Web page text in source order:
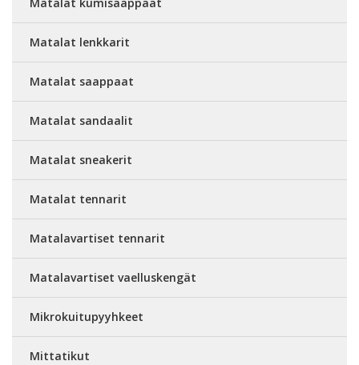
Matalat lenkkarit
Matalat saappaat
Matalat sandaalit
Matalat sneakerit
Matalat tennarit
Matalavartiset tennarit
Matalavartiset vaelluskengät
Mikrokuitupyyhkeet
Mittatikut